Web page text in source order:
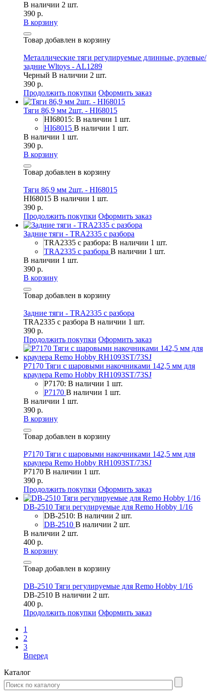
В наличии 2 шт.
390 р.
В корзину
Товар добавлен в корзину
Металлические тяги регулируемые длинные, рулевые/
задние Wltoys - AL1289
Черный В наличии 2 шт.
390 р.
Продолжить покупки Оформить заказ
Тяги 86,9 мм 2шт. - HI68015
HI68015: В наличии 1 шт.
HI68015 В наличии 1 шт.
В наличии 1 шт.
390 р.
В корзину
Товар добавлен в корзину
Тяги 86,9 мм 2шт. - HI68015
HI68015 В наличии 1 шт.
390 р.
Продолжить покупки Оформить заказ
Задние тяги - TRA2335 с разбора
TRA2335 с разбора: В наличии 1 шт.
TRA2335 с разбора В наличии 1 шт.
В наличии 1 шт.
390 р.
В корзину
Товар добавлен в корзину
Задние тяги - TRA2335 с разбора
TRA2335 с разбора В наличии 1 шт.
390 р.
Продолжить покупки Оформить заказ
P7170 Тяги с шаровыми накочниками 142,5 мм для
краулера Remo Hobby RH1093ST/73SJ
P7170: В наличии 1 шт.
P7170 В наличии 1 шт.
В наличии 1 шт.
390 р.
В корзину
Товар добавлен в корзину
P7170 Тяги с шаровыми накочниками 142,5 мм для
краулера Remo Hobby RH1093ST/73SJ
P7170 В наличии 1 шт.
390 р.
Продолжить покупки Оформить заказ
DB-2510 Тяги регулируемые для Remo Hobby 1/16
DB-2510: В наличии 2 шт.
DB-2510 В наличии 2 шт.
В наличии 2 шт.
400 р.
В корзину
Товар добавлен в корзину
DB-2510 Тяги регулируемые для Remo Hobby 1/16
DB-2510 В наличии 2 шт.
400 р.
Продолжить покупки Оформить заказ
1
2
3
Вперед
Каталог